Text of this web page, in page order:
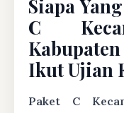
Siapa
C
Ikut Ujian
Paket C